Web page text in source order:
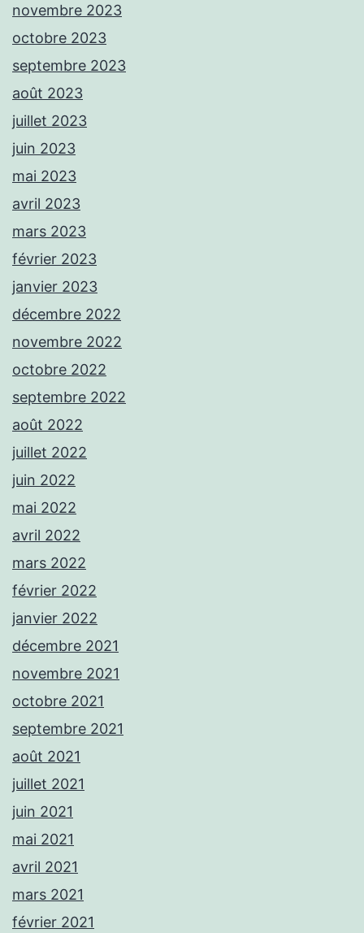
novembre 2023
octobre 2023
septembre 2023
août 2023
juillet 2023
juin 2023
mai 2023
avril 2023
mars 2023
février 2023
janvier 2023
décembre 2022
novembre 2022
octobre 2022
septembre 2022
août 2022
juillet 2022
juin 2022
mai 2022
avril 2022
mars 2022
février 2022
janvier 2022
décembre 2021
novembre 2021
octobre 2021
septembre 2021
août 2021
juillet 2021
juin 2021
mai 2021
avril 2021
mars 2021
février 2021